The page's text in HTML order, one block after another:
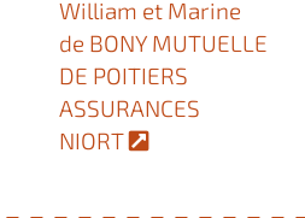
William et Marine
de BONY MUTUELLE
DE POITIERS
ASSURANCES
NIORT